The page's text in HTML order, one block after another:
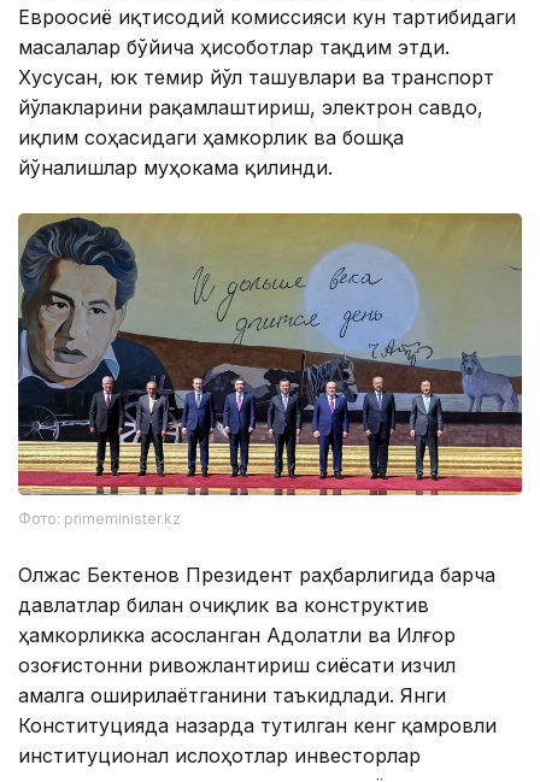
Евроосиё иқтисодий комиссияси кун тартибидаги
масалалар бўйича ҳисоботлар тақдим этди.
Хусусан, юк темир йўл ташувлари ва транспорт
йўлакларини рақамлаштириш, электрон савдо,
иқлим соҳасидаги ҳамкорлик ва бошқа
йўналишлар муҳокама қилинди.
Фото: primeminister.kz
Олжас Бектенов Президент раҳбарлигида барча
давлатлар билан очиқлик ва конструктив
ҳамкорликка асосланган Адолатли ва Илғор
Қозоғистонни ривожлантириш сиёсати изчил
амалга оширилаётганини таъкидлади. Янги
Конституцияда назарда тутилган кенг қамровли
институционал ислоҳотлар инвесторлар